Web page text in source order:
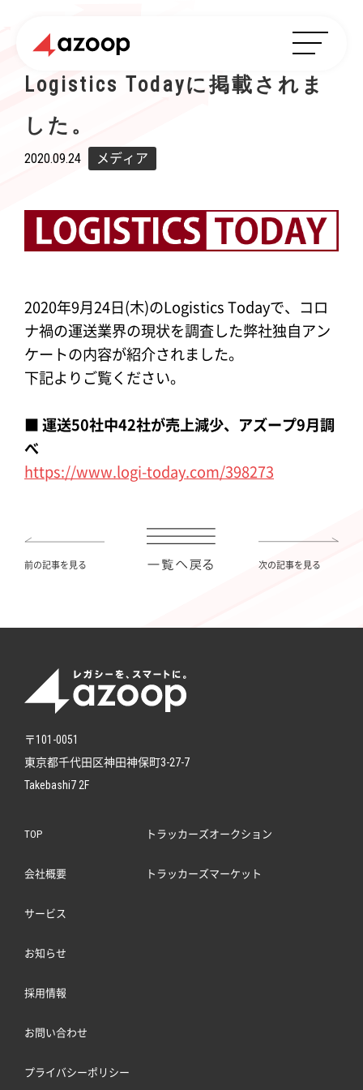
Logistics Todayに掲載されま
した。
2020.09.24 メディア
2020年9月24日(木)のLogistics Todayで、コロ
ナ禍の運送業界の現状を調査した弊社独自アン
ケートの内容が紹介されました。
下記よりご覧ください。
■ 運送50社中42社が売上減少、アズープ9月調
べ
https://www.logi-today.com/398273
前の記事を見る 次の記事を見る
〒101-0051
東京都千代田区神田神保町3-27-7
Takebashi7 2F
TOP
会社概要
サービス
お知らせ
採用情報
お問い合わせ
プライバシーポリシー
トラッカーズオークション
トラッカーズマーケット